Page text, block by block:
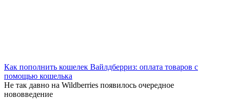
Как пополнить кошелек Вайлдберриз: оплата товаров с
помощью кошелька
Не так давно на Wildberries появилось очередное
нововведение